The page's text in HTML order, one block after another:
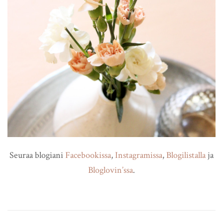
Seuraa blogiani Facebookissa, Instagramissa,Blogilistalla ja
Bloglovin’ssa.